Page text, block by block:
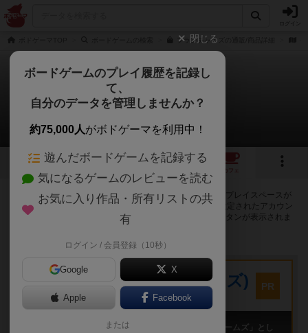
フランチャイズの通販/商品詳細
フランチャイズ
56店のカフェ/スペースが提供中
4 9
カフェ
フランチャイズで遊ぶことができるボードゲームカフェ・プレイスペースが
56店登録されています。公開プロフィールの都道府県が設定されたアカウン
トでログインすると、同じ都道府県内の店舗に絞り込むボタンが表示されま
キウイ！(旧:キウイゲームズ)
大阪府大阪市中央区森ノ宮中央2-8-2 永田中央ビル2階
PR
「キウイ！」は、2011年9月大阪日本橋で「キウイゲームズ」とし
閉じる
ボードゲームのプレイ履歴を記録し
て、
自分のデータを管理しませんか？
約75,000人がボドゲーマを利用中！
遊んだボードゲームを記録する
気になるゲームのレビューを読む
お気に入り作品・所有リストの共
有
ログイン / 会員登録（10秒）
Google X
Apple Facebook
または